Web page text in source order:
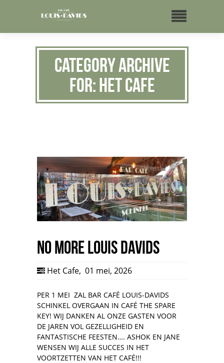
Category Archive
for: Het Cafe
No more Louis Davids
Het Cafe, 01 mei, 2026
PER 1 MEI ZAL BAR CAFÉ LOUIS-DAVIDS
SCHINKEL OVERGAAN IN CAFÉ THE SPARE
KEY! WIJ DANKEN AL ONZE GASTEN VOOR
DE JAREN VOL GEZELLIGHEID EN
FANTASTISCHE FEESTEN…. ASHOK EN JANE
WENSEN WIJ ALLE SUCCES IN HET
VOORTZETTEN VAN HET CAFÉ!!!